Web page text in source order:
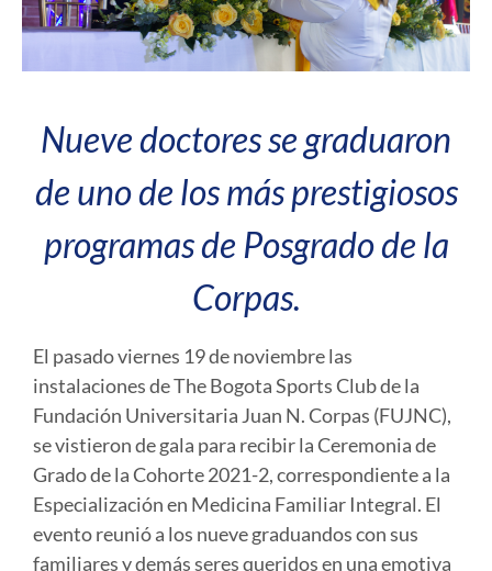
Nueve doctores se graduaron
de uno de los más prestigiosos
programas de Posgrado de la
Corpas.
El pasado viernes 19 de noviembre las
instalaciones de The Bogota Sports Club de la
Fundación Universitaria Juan N. Corpas (FUJNC),
se vistieron de gala para recibir la Ceremonia de
Grado de la Cohorte 2021-2, correspondiente a la
Especialización en Medicina Familiar Integral. El
evento reunió a los nueve graduandos con sus
familiares y demás seres queridos en una emotiva